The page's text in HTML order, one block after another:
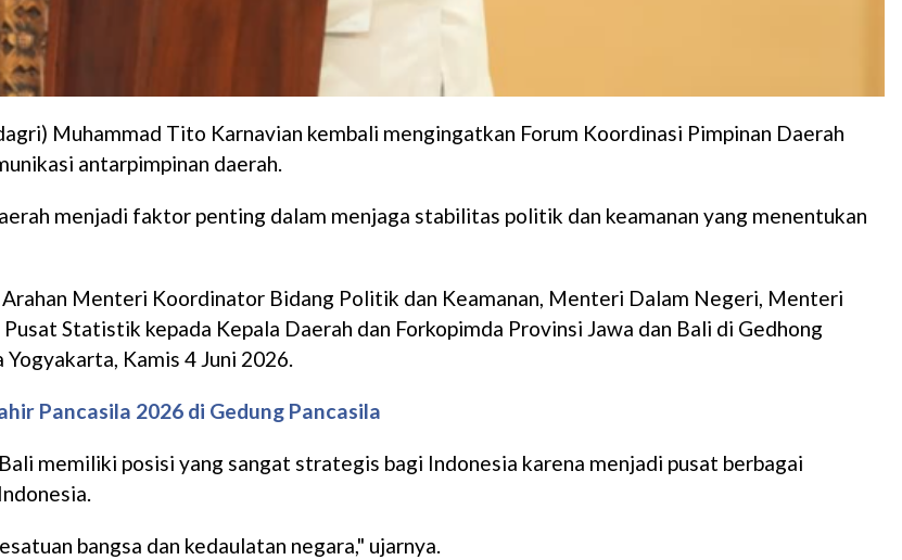
Muhammad Tito Karnavian kembali mengingatkan Forum Koordinasi Pimpinan Daerah
antarpimpinan daerah.
menjadi faktor penting dalam menjaga stabilitas politik dan keamanan yang menentukan
Menteri Koordinator Bidang Politik dan Keamanan, Menteri Dalam Negeri, Menteri
Statistik kepada Kepala Daerah dan Forkopimda Provinsi Jawa dan Bali di Gedhong
Kamis 4 Juni 2026.
Pancasila 2026 di Gedung Pancasila
memiliki posisi yang sangat strategis bagi Indonesia karena menjadi pusat berbagai
bangsa dan kedaulatan negara," ujarnya.